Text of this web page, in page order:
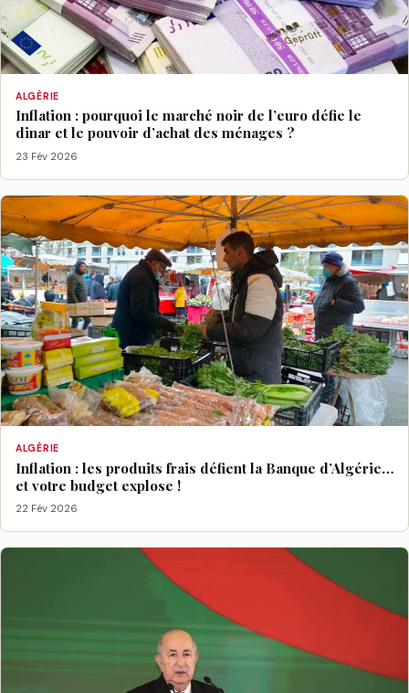
ALGÉRIE
Inflation : pourquoi le marché noir de l’euro défie le
dinar et le pouvoir d’achat des ménages ?
23 Fév 2026
ALGÉRIE
Inflation : les produits frais défient la Banque d’Algérie…
et votre budget explose !
22 Fév 2026